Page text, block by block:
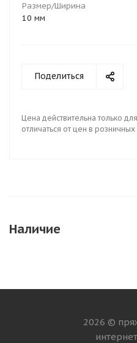
Размер/Ширина
10 мм
Поделиться
Цена действительна только
отличаться от цен в
Наличие
2026 ©